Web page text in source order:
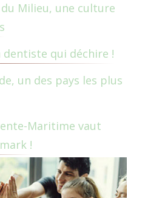
du Milieu, une culture
dentiste qui déchire !
un des pays les plus
Maritime vaut
!